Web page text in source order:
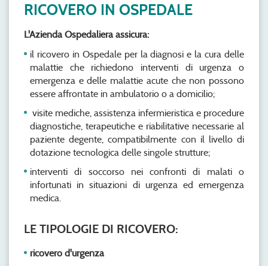
RICOVERO IN OSPEDALE
L'Azienda Ospedaliera assicura:
il ricovero in Ospedale per la diagnosi e la cura delle
malattie che richiedono interventi di urgenza o
emergenza e delle malattie acute che non possono
essere affrontate in ambulatorio o a domicilio;
visite mediche, assistenza infermieristica e procedure
diagnostiche, terapeutiche e riabilitative necessarie al
paziente degente, compatibilmente con il livello di
dotazione tecnologica delle singole strutture;
interventi di soccorso nei confronti di malati o
infortunati in situazioni di urgenza ed emergenza
medica.
LE TIPOLOGIE DI RICOVERO:
ricovero d'urgenza